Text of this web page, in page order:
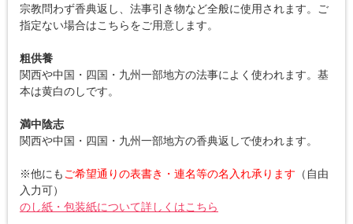
宗教問わず香典返し、法事引き物など全般に使用されます。ご
指定ない場合はこちらをご用意します。
粗供養
関西や中国・四国・九州一部地方の法事によく使われます。基
本は黄白のしです。
満中陰志
関西や中国・四国・九州一部地方の香典返しで使われます。
※他にもご希望通りの表書き・連名等の名入れ承ります （自由
入力可）
のし紙・包装紙について詳しくはこちら